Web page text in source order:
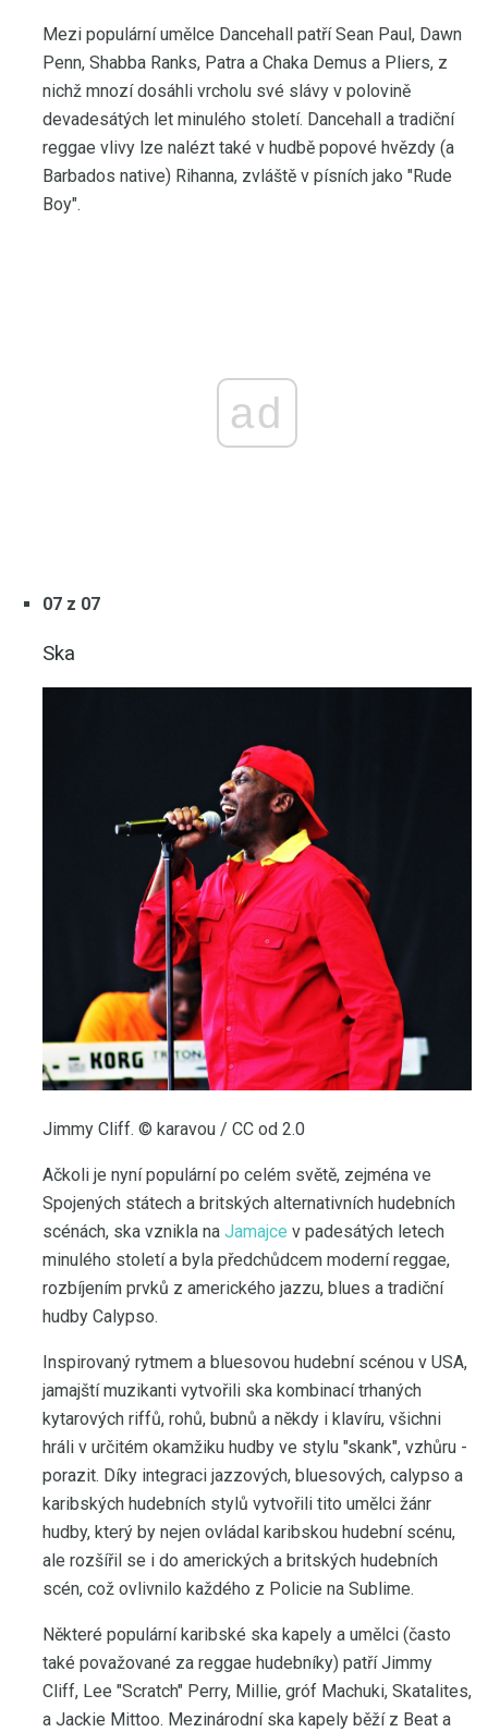
Mezi populární umělce Dancehall patří Sean Paul, Dawn
Penn, Shabba Ranks, Patra a Chaka Demus a Pliers, z
nichž mnozí dosáhli vrcholu své slávy v polovině
devadesátých let minulého století. Dancehall a tradiční
reggae vlivy lze nalézt také v hudbě popové hvězdy (a
Barbados native) Rihanna, zvláště v písních jako "Rude
Boy".
ad
07 z 07
Ska
Jimmy Cliff. © karavou / CC od 2.0
Ačkoli je nyní populární po celém světě, zejména ve
Spojených státech a britských alternativních hudebních
scénách, ska vznikla na Jamajce v padesátých letech
minulého století a byla předchůdcem moderní reggae,
rozbíjením prvků z amerického jazzu, blues a tradiční
hudby Calypso.
Inspirovaný rytmem a bluesovou hudební scénou v USA,
jamajští muzikanti vytvořili ska kombinací trhaných
kytarových riffů, rohů, bubnů a někdy i klavíru, všichni
hráli v určitém okamžiku hudby ve stylu "skank", vzhůru -
porazit. Díky integraci jazzových, bluesových, calypso a
karibských hudebních stylů vytvořili tito umělci žánr
hudby, který by nejen ovládal karibskou hudební scénu,
ale rozšířil se i do amerických a britských hudebních
scén, což ovlivnilo každého z Policie na Sublime.
Některé populární karibské ska kapely a umělci (často
také považované za reggae hudebníky) patří Jimmy
Cliff, Lee "Scratch" Perry, Millie, gróf Machuki, Skatalites,
a Jackie Mittoo. Mezinárodní ska kapely běží z Beat a